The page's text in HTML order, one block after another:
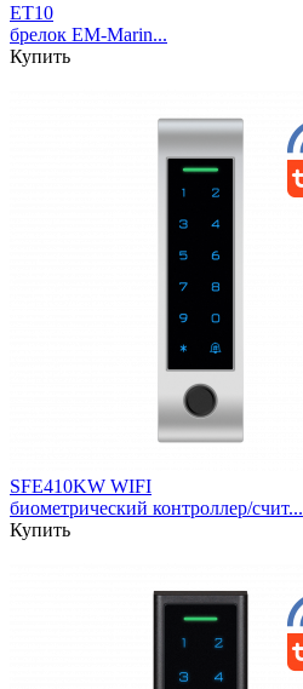
ET10
брелок EM-Marin...
Купить
SFE410KW WIFI
биометрический контроллер/счит...
Купить